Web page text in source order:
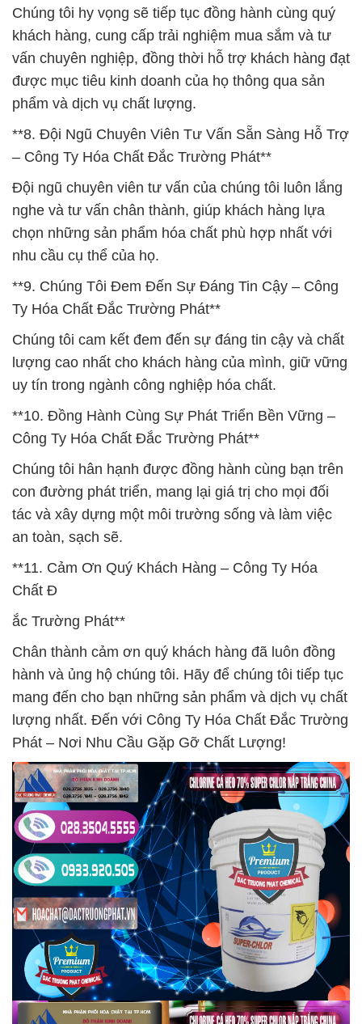
Chúng tôi hy vọng sẽ tiếp tục đồng hành cùng quý
khách hàng, cung cấp trải nghiệm mua sắm và tư
vấn chuyên nghiệp, đồng thời hỗ trợ khách hàng đạt
được mục tiêu kinh doanh của họ thông qua sản
phẩm và dịch vụ chất lượng.
**8. Đội Ngũ Chuyên Viên Tư Vấn Sẵn Sàng Hỗ Trợ
– Công Ty Hóa Chất Đắc Trường Phát**
Đội ngũ chuyên viên tư vấn của chúng tôi luôn lắng
nghe và tư vấn chân thành, giúp khách hàng lựa
chọn những sản phẩm hóa chất phù hợp nhất với
nhu cầu cụ thể của họ.
**9. Chúng Tôi Đem Đến Sự Đáng Tin Cậy – Công
Ty Hóa Chất Đắc Trường Phát**
Chúng tôi cam kết đem đến sự đáng tin cậy và chất
lượng cao nhất cho khách hàng của mình, giữ vững
uy tín trong ngành công nghiệp hóa chất.
**10. Đồng Hành Cùng Sự Phát Triển Bền Vững –
Công Ty Hóa Chất Đắc Trường Phát**
Chúng tôi hân hạnh được đồng hành cùng bạn trên
con đường phát triển, mang lại giá trị cho mọi đối
tác và xây dựng một môi trường sống và làm việc
an toàn, sạch sẽ.
**11. Cảm Ơn Quý Khách Hàng – Công Ty Hóa
Chất Đ
ắc Trường Phát**
Chân thành cảm ơn quý khách hàng đã luôn đồng
hành và ủng hộ chúng tôi. Hãy để chúng tôi tiếp tục
mang đến cho bạn những sản phẩm và dịch vụ chất
lượng nhất. Đến với Công Ty Hóa Chất Đắc Trường
Phát – Nơi Nhu Cầu Gặp Gỡ Chất Lượng!